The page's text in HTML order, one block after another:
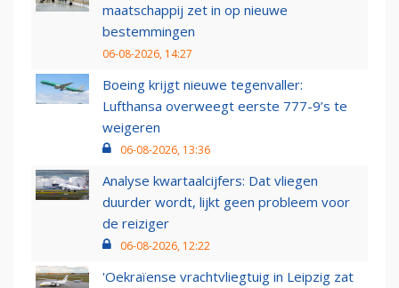
maatschappij zet in op nieuwe
bestemmingen
06-08-2026, 14:27
Boeing krijgt nieuwe tegenvaller:
Lufthansa overweegt eerste 777-9’s te
weigeren
06-08-2026, 13:36
Analyse kwartaalcijfers: Dat vliegen
duurder wordt, lijkt geen probleem voor
de reiziger
06-08-2026, 12:22
'Oekraïense vrachtvliegtuig in Leipzig zat